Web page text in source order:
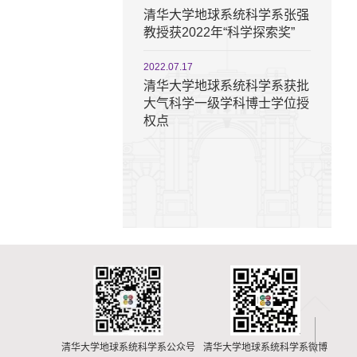
清华大学地球系统科学系张强
教授获2022年“科学探索奖”
2022.07.17
清华大学地球系统科学系获批
大气科学一级学科博士学位授
权点
清华大学地球系统科学系公众号 清华大学地球系统科学系微博